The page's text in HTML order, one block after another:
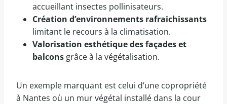
accueillant insectes pollinisateurs.
Création d’environnements rafraichissants
limitant le recours à la climatisation.
Valorisation esthétique des façades et
balcons grâce à la végétalisation.
Un exemple marquant est celui d’une copropriété
à Nantes où un mur végétal installé dans la cour